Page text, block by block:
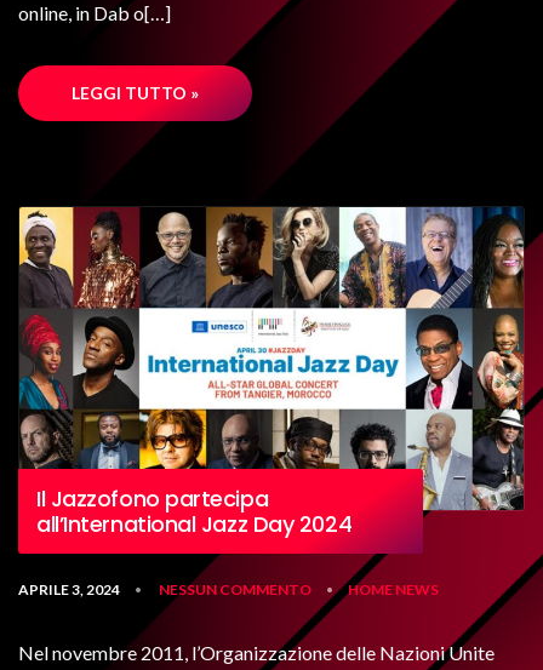
online, in Dab o[…]
LEGGI TUTTO »
Il Jazzofono partecipa
all’International Jazz Day 2024
APRILE 3, 2024 • NESSUN COMMENTO • HOME NEWS
Nel novembre 2011, l’Organizzazione delle Nazioni Unite